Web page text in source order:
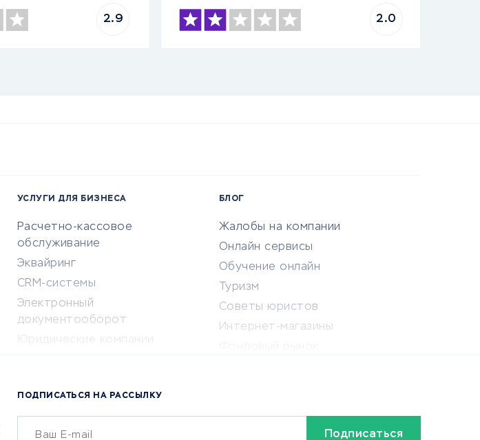
2.9 2.0
УСЛУГИ ДЛЯ БИЗНЕСА
Расчетно-кассовое
обслуживание
Эквайринг
CRM-системы
Электронный
документооборот
Юридические компании
Бухгалтерия онлайн
Онлайн-кассы
БЛОГ
Жалобы на компании
Онлайн сервисы
Обучение онлайн
Туризм
Советы юристов
Интернет-магазины
ПОДПИСАТЬСЯ НА РАССЫЛКУ